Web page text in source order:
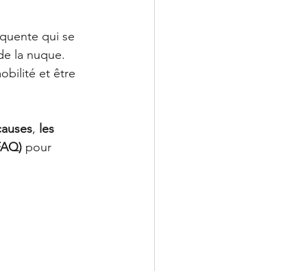
qui se
la nuque.
et être
, les
pour